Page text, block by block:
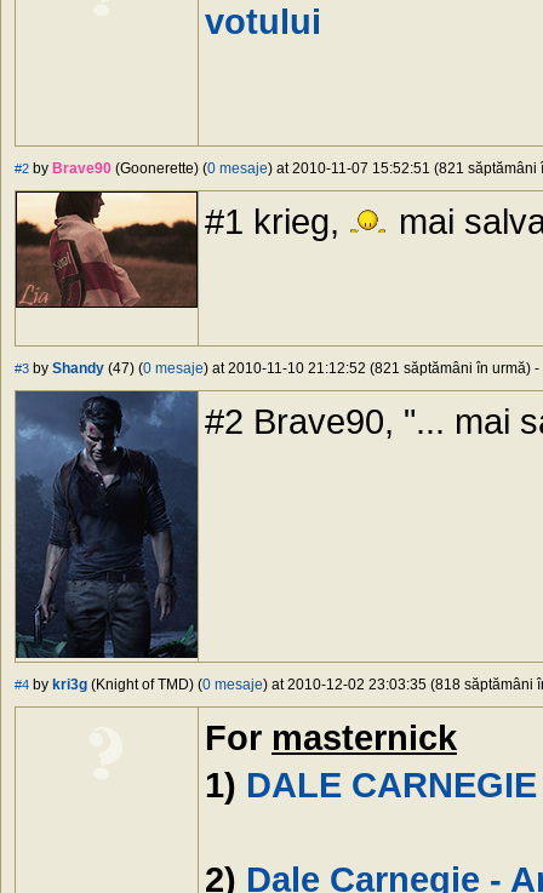
votului
#2 by Brave90 (Goonerette) (0 mesaje) at 2010-11-07 15:52:51 (821 săptămâni
#1 krieg, mai
#3 by Shandy (47) (0 mesaje) at 2010-11-10 21:12:52 (821 săptămâni în urmă) -
#2 Brave90, "... mai
#4 by kri3g (Knight of TMD) (0 mesaje) at 2010-12-02 23:03:35 (818 săptămâni
For masternick
1) DALE
2) Dale Carnegie -